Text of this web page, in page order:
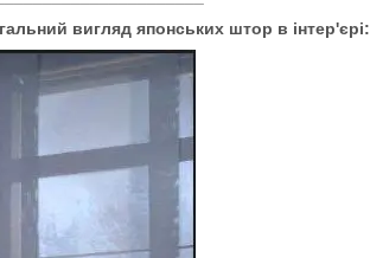
вигляд японських штор в інтер'єрі: